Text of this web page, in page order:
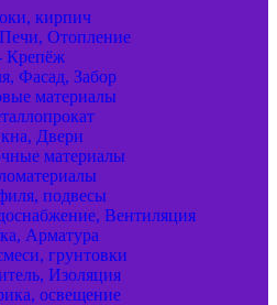
кирпич
Отопление
Крепёж
Фасад, Забор
материалы
Двери
материалы
подвесы
Вентиляция
Арматура
грунтовки
Изоляция
освещение